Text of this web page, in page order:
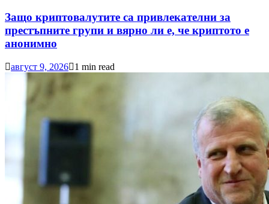
Защо криптовалутите са привлекателни за
престъпните групи и вярно ли е, че криптото е
анонимно
август 9, 2026 1 min read